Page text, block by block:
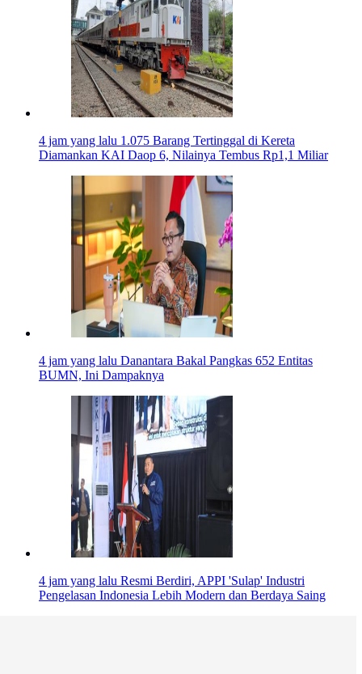
4 jam yang lalu 1.075 Barang Tertinggal di Kereta
Diamankan KAI Daop 6, Nilainya Tembus Rp1,1 Miliar
4 jam yang lalu Danantara Bakal Pangkas 652 Entitas
BUMN, Ini Dampaknya
4 jam yang lalu Resmi Berdiri, APPI 'Sulap' Industri
Pengelasan Indonesia Lebih Modern dan Berdaya Saing